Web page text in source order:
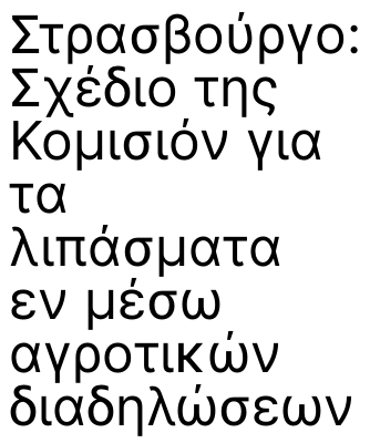
Στρασβούργο:
Σχέδιο της
Κομισιόν για
τα
λιπάσματα
εν μέσω
αγροτικών
διαδηλώσεων